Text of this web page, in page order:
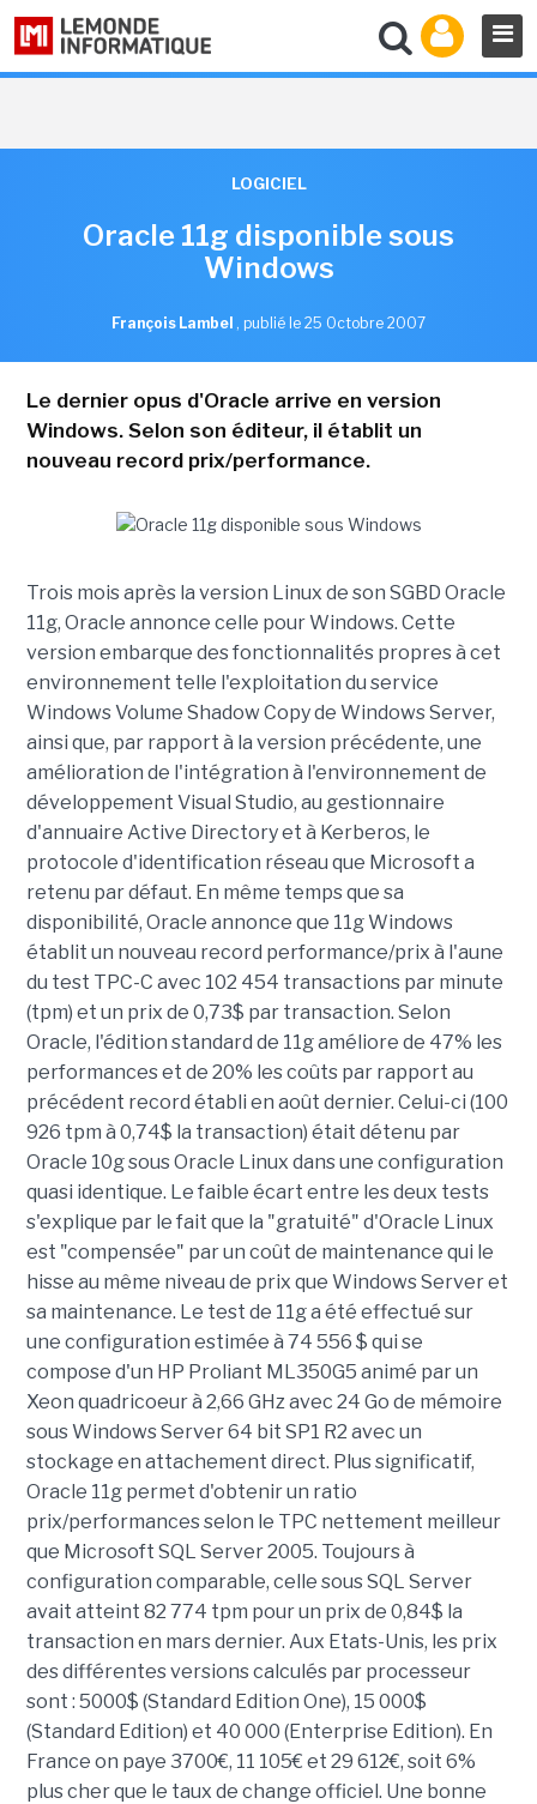
LOGICIEL
Oracle 11g disponible sous
Windows
François Lambel , publié le 25 Octobre 2007
Le dernier opus d'Oracle arrive en version
Windows. Selon son éditeur, il établit un
nouveau record prix/performance.
Trois mois après la version Linux de son SGBD Oracle
11g, Oracle annonce celle pour Windows. Cette
version embarque des fonctionnalités propres à cet
environnement telle l'exploitation du service
Windows Volume Shadow Copy de Windows Server,
ainsi que, par rapport à la version précédente, une
amélioration de l'intégration à l'environnement de
développement Visual Studio, au gestionnaire
d'annuaire Active Directory et à Kerberos, le
protocole d'identification réseau que Microsoft a
retenu par défaut. En même temps que sa
disponibilité, Oracle annonce que 11g Windows
établit un nouveau record performance/prix à l'aune
du test TPC-C avec 102 454 transactions par minute
(tpm) et un prix de 0,73$ par transaction. Selon
Oracle, l'édition standard de 11g améliore de 47% les
performances et de 20% les coûts par rapport au
précédent record établi en août dernier. Celui-ci (100
926 tpm à 0,74$ la transaction) était détenu par
Oracle 10g sous Oracle Linux dans une configuration
quasi identique. Le faible écart entre les deux tests
s'explique par le fait que la "gratuité" d'Oracle Linux
est "compensée" par un coût de maintenance qui le
hisse au même niveau de prix que Windows Server et
sa maintenance. Le test de 11g a été effectué sur
une configuration estimée à 74 556 $ qui se
compose d'un HP Proliant ML350G5 animé par un
Xeon quadricoeur à 2,66 GHz avec 24 Go de mémoire
sous Windows Server 64 bit SP1 R2 avec un
stockage en attachement direct. Plus significatif,
Oracle 11g permet d'obtenir un ratio
prix/performances selon le TPC nettement meilleur
que Microsoft SQL Server 2005. Toujours à
configuration comparable, celle sous SQL Server
avait atteint 82 774 tpm pour un prix de 0,84$ la
transaction en mars dernier. Aux Etats-Unis, les prix
des différentes versions calculés par processeur
sont : 5000$ (Standard Edition One), 15 000$
(Standard Edition) et 40 000 (Enterprise Edition). En
France on paye 3700€, 11 105€ et 29 612€, soit 6%
plus cher que le taux de change officiel. Une bonne